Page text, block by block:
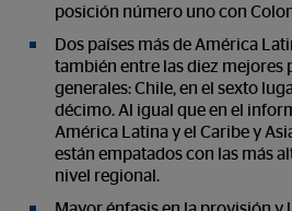
posición número uno con
Dos países más de América
también entre las diez mejores
generales: Chile, en el sexto
décimo. Al igual que en el
América Latina y el Caribe y
están empatados con las más
nivel regional.